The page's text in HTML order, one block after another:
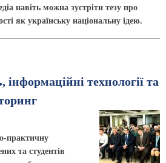
навіть можна зустріти тезу про
як українську національну ідею.
інформаційні технології та
практичну
та студентів